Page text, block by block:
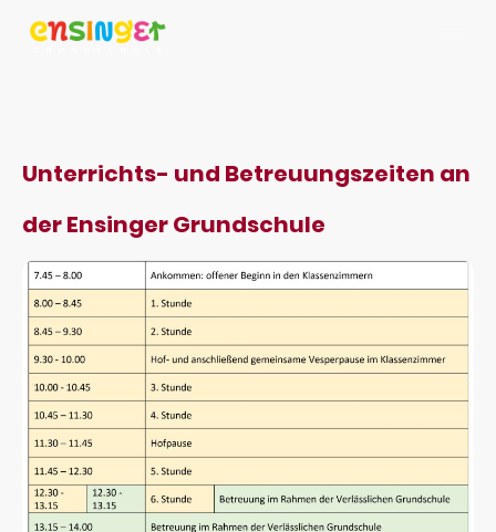
Unterrichts- und Betreuungszeiten an
der Ensinger Grundschule